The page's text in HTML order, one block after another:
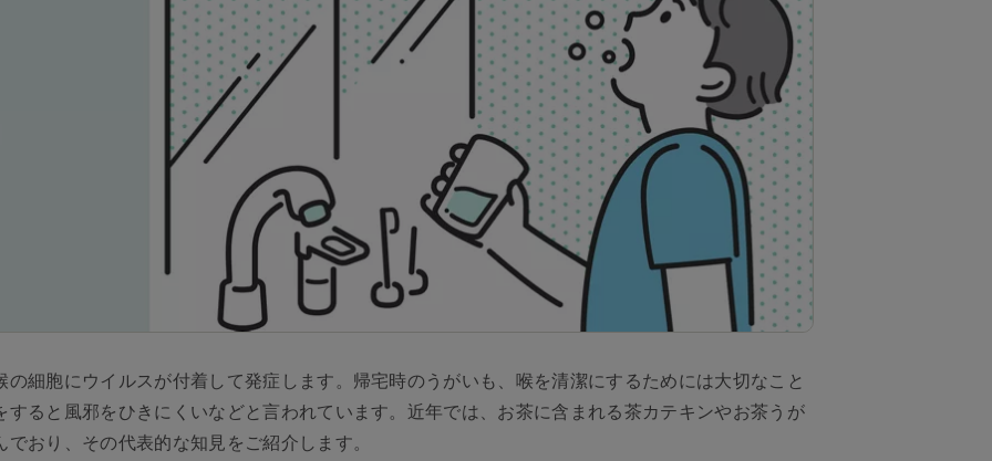
細胞にウイルスが付着して発症します。帰宅時のうがいも、喉を清潔にするためには大切なこと
ると風邪をひきにくいなどと言われています。近年では、お茶に含まれる茶カテキンやお茶うが
おり、その代表的な知見をご紹介します。